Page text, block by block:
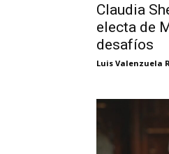
Claudia
electa de
desafíos
Luis Valenzuela